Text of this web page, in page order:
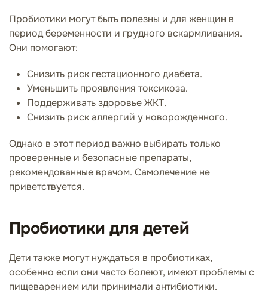
Пробиотики могут быть полезны и для женщин в
период беременности и грудного вскармливания.
Они помогают:
Снизить риск гестационного диабета.
Уменьшить проявления токсикоза.
Поддерживать здоровье ЖКТ.
Снизить риск аллергий у новорожденного.
Однако в этот период важно выбирать только
проверенные и безопасные препараты,
рекомендованные врачом. Самолечение не
приветствуется.
Пробиотики для детей
Дети также могут нуждаться в пробиотиках,
особенно если они часто болеют, имеют проблемы с
пищеварением или принимали антибиотики.